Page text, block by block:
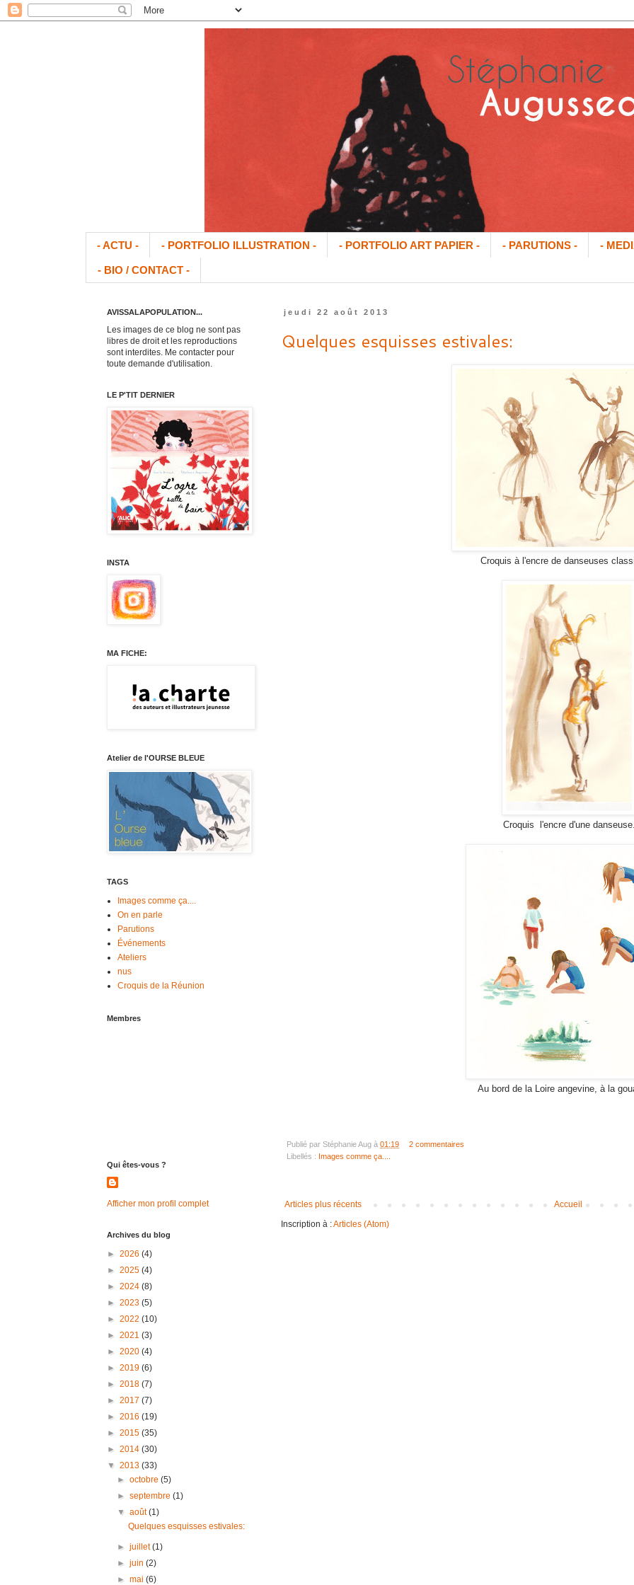
- ACTU - - PORTFOLIO ILLUSTRATION - - PORTFOLIO ART PAPIER - - PARUTIONS - -
- BIO / CONTACT -
jeudi 22 août 2013
Quelques esquisses estivales:
Croquis à l'encre de danseuses
Croquis l'encre d'une
Au bord de la Loire angevine, à la
Publié par Stéphanie Aug à 01:19
2 commentaires
Libellés : Images comme ça....
Articles plus récents
Accueil
Inscription à :Articles (Atom)
AVISSALAPOPULATION...
Les images de ce blog ne sont pas
libres de droit et les reproductions
sont interdites. Me contacter pour
toute demande d'utilisation.
LE P'TIT DERNIER
INSTA
MA FICHE:
Atelier de l'OURSE BLEUE
TAGS
Images comme ça....
On en parle
Parutions
Événements
Ateliers
nus
Croquis de la Réunion
Membres
Qui êtes-vous ?
Afficher mon profil complet
Archives du blog
► 2026 (4)
► 2025 (4)
► 2024 (8)
► 2023 (5)
► 2022 (10)
► 2021 (3)
► 2020 (4)
► 2019 (6)
► 2018 (7)
► 2017 (7)
► 2016 (19)
► 2015 (35)
► 2014 (30)
▼ 2013 (33)
►octobre(5)
►septembre(1)
▼août(1)
Quelques esquisses estivales:
►juillet(1)
►juin(2)
►mai(6)